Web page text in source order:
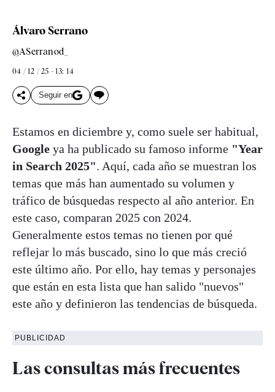
Álvaro Serrano
@ASerranod_
04 / 12 / 25 - 13: 14
Seguir en
Estamos en diciembre y, como suele ser habitual,
Google ya ha publicado su famoso informe "Year
in Search 2025". Aquí, cada año se muestran los
temas que más han aumentado su volumen y
tráfico de búsquedas respecto al año anterior. En
este caso, comparan 2025 con 2024.
Generalmente estos temas no tienen por qué
reflejar lo más buscado, sino lo que más creció
este último año. Por ello, hay temas y personajes
que están en esta lista que han salido "nuevos"
este año y definieron las tendencias de búsqueda.
PUBLICIDAD
Las consultas más frecuentes